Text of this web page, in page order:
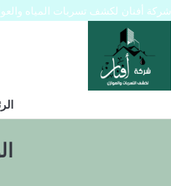
شركة أفنان لكشف تسربات المياه والعوازل